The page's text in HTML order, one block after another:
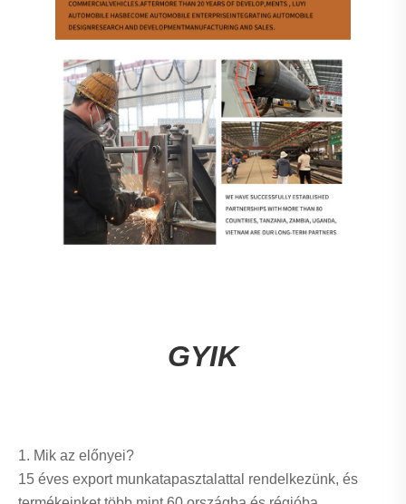
GYIK
1. Mik az előnyei?
15 éves export munkatapasztalattal rendelkezünk, és